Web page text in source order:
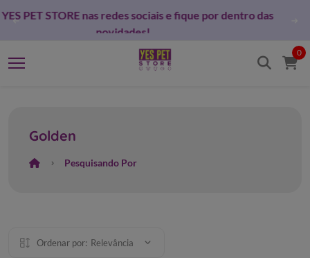
Siga a YES PET STORE nas redes sociais e fique por dentro das
novidades!
0
Golden
Pesquisando Por
Ordenar por: Relevância